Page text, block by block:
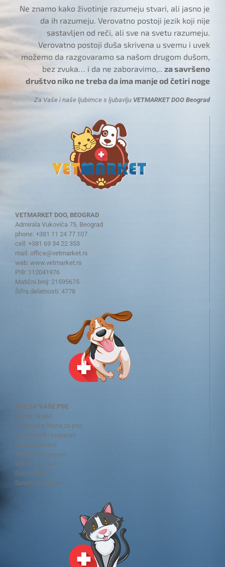
Ne znamo kako životinje razumeju stvari, ali jasno je
da ih razumeju. Verovatno postoji jezik koji nije
sastavljen od reči, ali sve na svetu razumeju.
Verovatno postoji duša skrivena u svemu i uvek
možemo da razgovaramo sa našom drugom dušom,
bez zvuka… i da ne zaboravimo,..za savršeno
društvo niko ne treba da ima manje od četiri noge
Za Vaše i naše ljubimce s ljubavlju VETMARKET DOO Beograd
VETMARKET DOO, BEOGRAD
Admirala Vukovića 75, Beograd
phone: +381 11 24 77 107
cell: +381 69 34 22 353
mail: office@vetmarket.rs
web: www.vetmarket.rs
PIB: 112041976
Matični broj: 21595675
Šifra delatnosti: 4778
SVE ZA VAŠE PSE
Hrana za pse
Terapijska hrana za pse
Veterinarski preparati
Dodaci ishrani
Kozmetika za pse
Oprema za pse
Bolesti pasa
Saveti veterinara